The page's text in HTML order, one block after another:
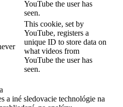
YouTube the user has
seen.
This cookie, set by
YouTube, registers a
unique ID to store data on
what videos from
YouTube the user has
seen.
a iné sledovacie technológie na